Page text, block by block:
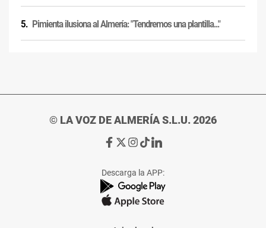
Pimienta ilusiona al Almería: "Tendremos una plantilla..."
© LA VOZ DE ALMERÍA S.L.U. 2026
Ir
de
La
Voz
Almería
Ir
de
La
Voz
Almería
Ir
de
La
Voz
Almería
Ir
de
La
Voz
Almería
Ir
de
La
Voz
Descarga la APP: